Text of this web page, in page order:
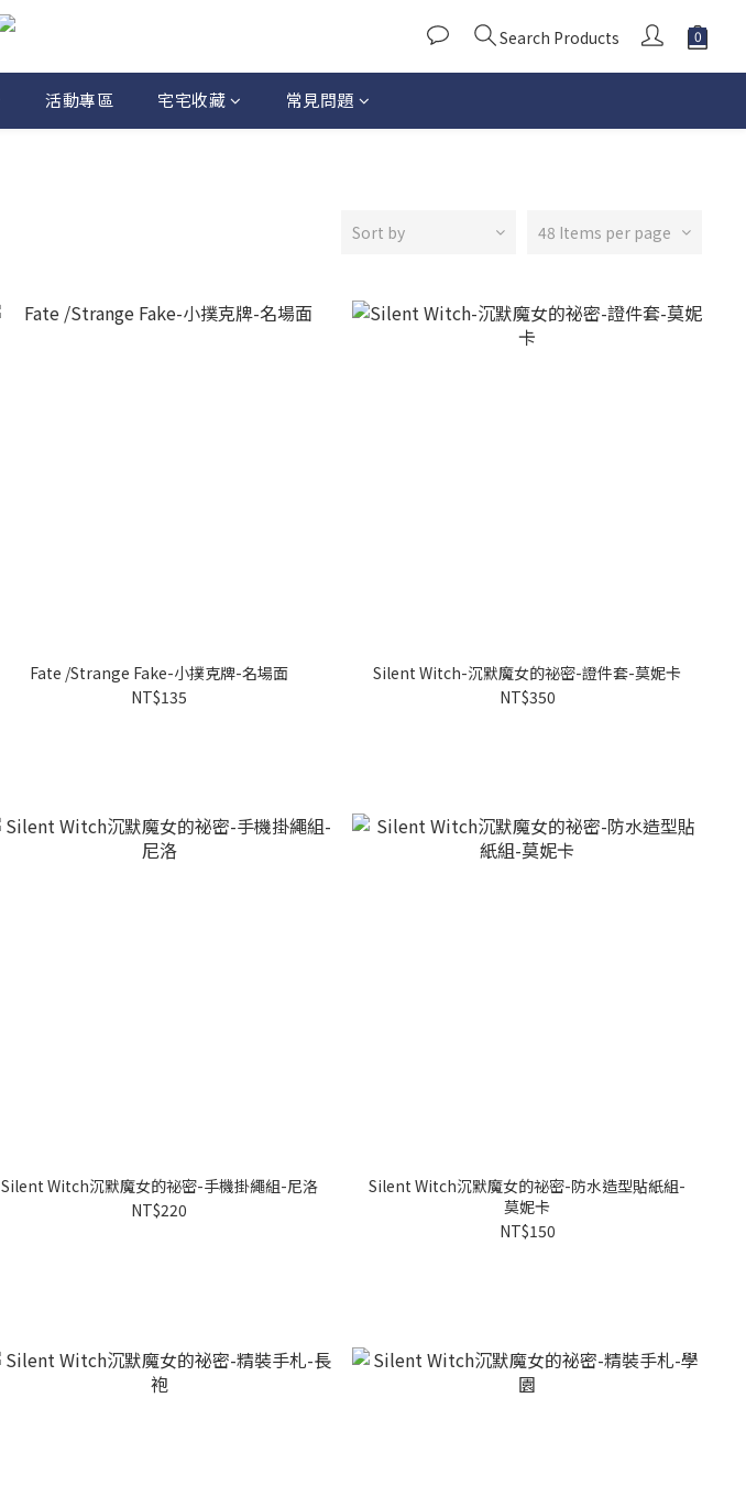
Search Products
活動專區 宅宅收藏 常見問題
Sort by 48 Items per page
Fate /Strange Fake-小撲克牌-名場面
NT$135
Silent Witch-沉默魔女的祕密-證件套-莫妮卡
NT$350
Silent Witch沉默魔女的祕密-手機掛繩組-尼洛
NT$220
Silent Witch沉默魔女的祕密-防水造型貼紙組-
莫妮卡
NT$150